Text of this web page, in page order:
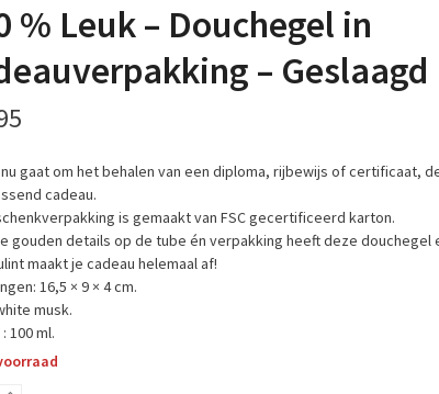
% Leuk – Douchegel in
– Geslaagd
gaat om het behalen van een diploma, rijbewijs of certificaat,
cadeau.
is gemaakt van FSC gecertificeerd karton.
gouden details op de tube én verpakking heeft deze douchegel
maakt je cadeau helemaal af!
16,5 × 9 × 4 cm.
musk.
100 ml.